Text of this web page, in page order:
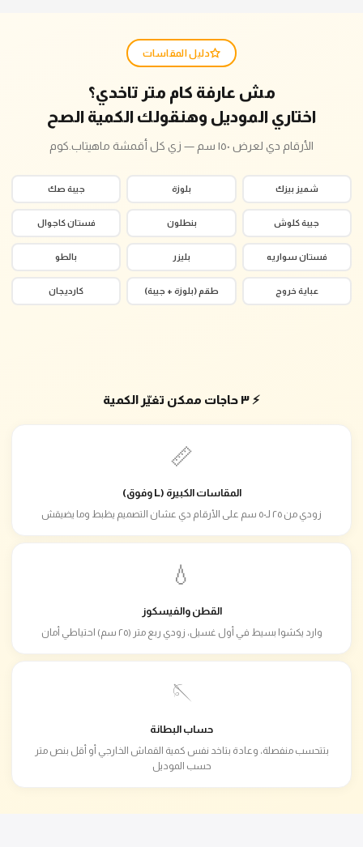
دليل المقاسات
مش عارفة كام متر تاخدي؟
اختاري الموديل وهنقولك الكمية الصح
الأرقام دي لعرض ١٥٠ سم — زي كل أقمشة ماهيتاب.كوم
شميز بيزك بلوزة جيبة صك
جيبة كلوش بنطلون فستان كاجوال
فستان سواريه بليزر بالطو
عباية خروج طقم (بلوزة + جيبة) كارديجان
⚡ ٣ حاجات ممكن تغيّر الكمية
📏
المقاسات الكبيرة (L وفوق)
زودي من ٢٥ لـ٥٠ سم على الأرقام دي عشان التصميم يظبط وما يضيقش
💧
القطن والفيسكوز
وارد يكشوا بسيط في أول غسيل، زودي ربع متر (٢٥ سم) احتياطي أمان
🪡
حساب البطانة
بتتحسب منفصلة، وعادة بتاخد نفس كمية القماش الخارجي أو أقل بنص متر
حسب الموديل